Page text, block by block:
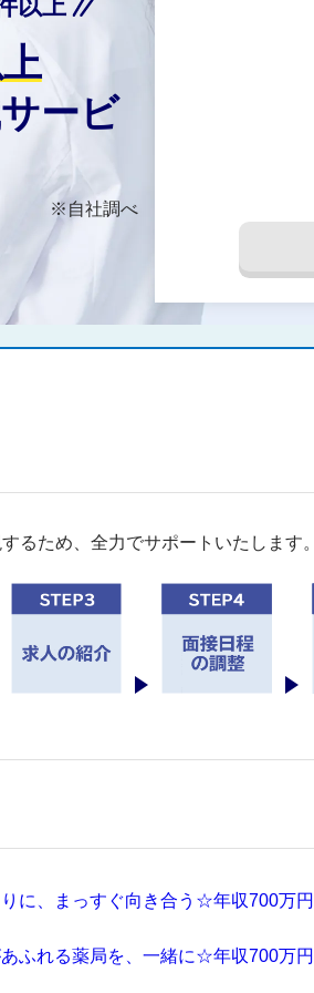
ービ
※自社調べ
るため、全力でサポートいたします
に、まっすぐ向き合う☆年収700万
ふれる薬局を、一緒に☆年収700万